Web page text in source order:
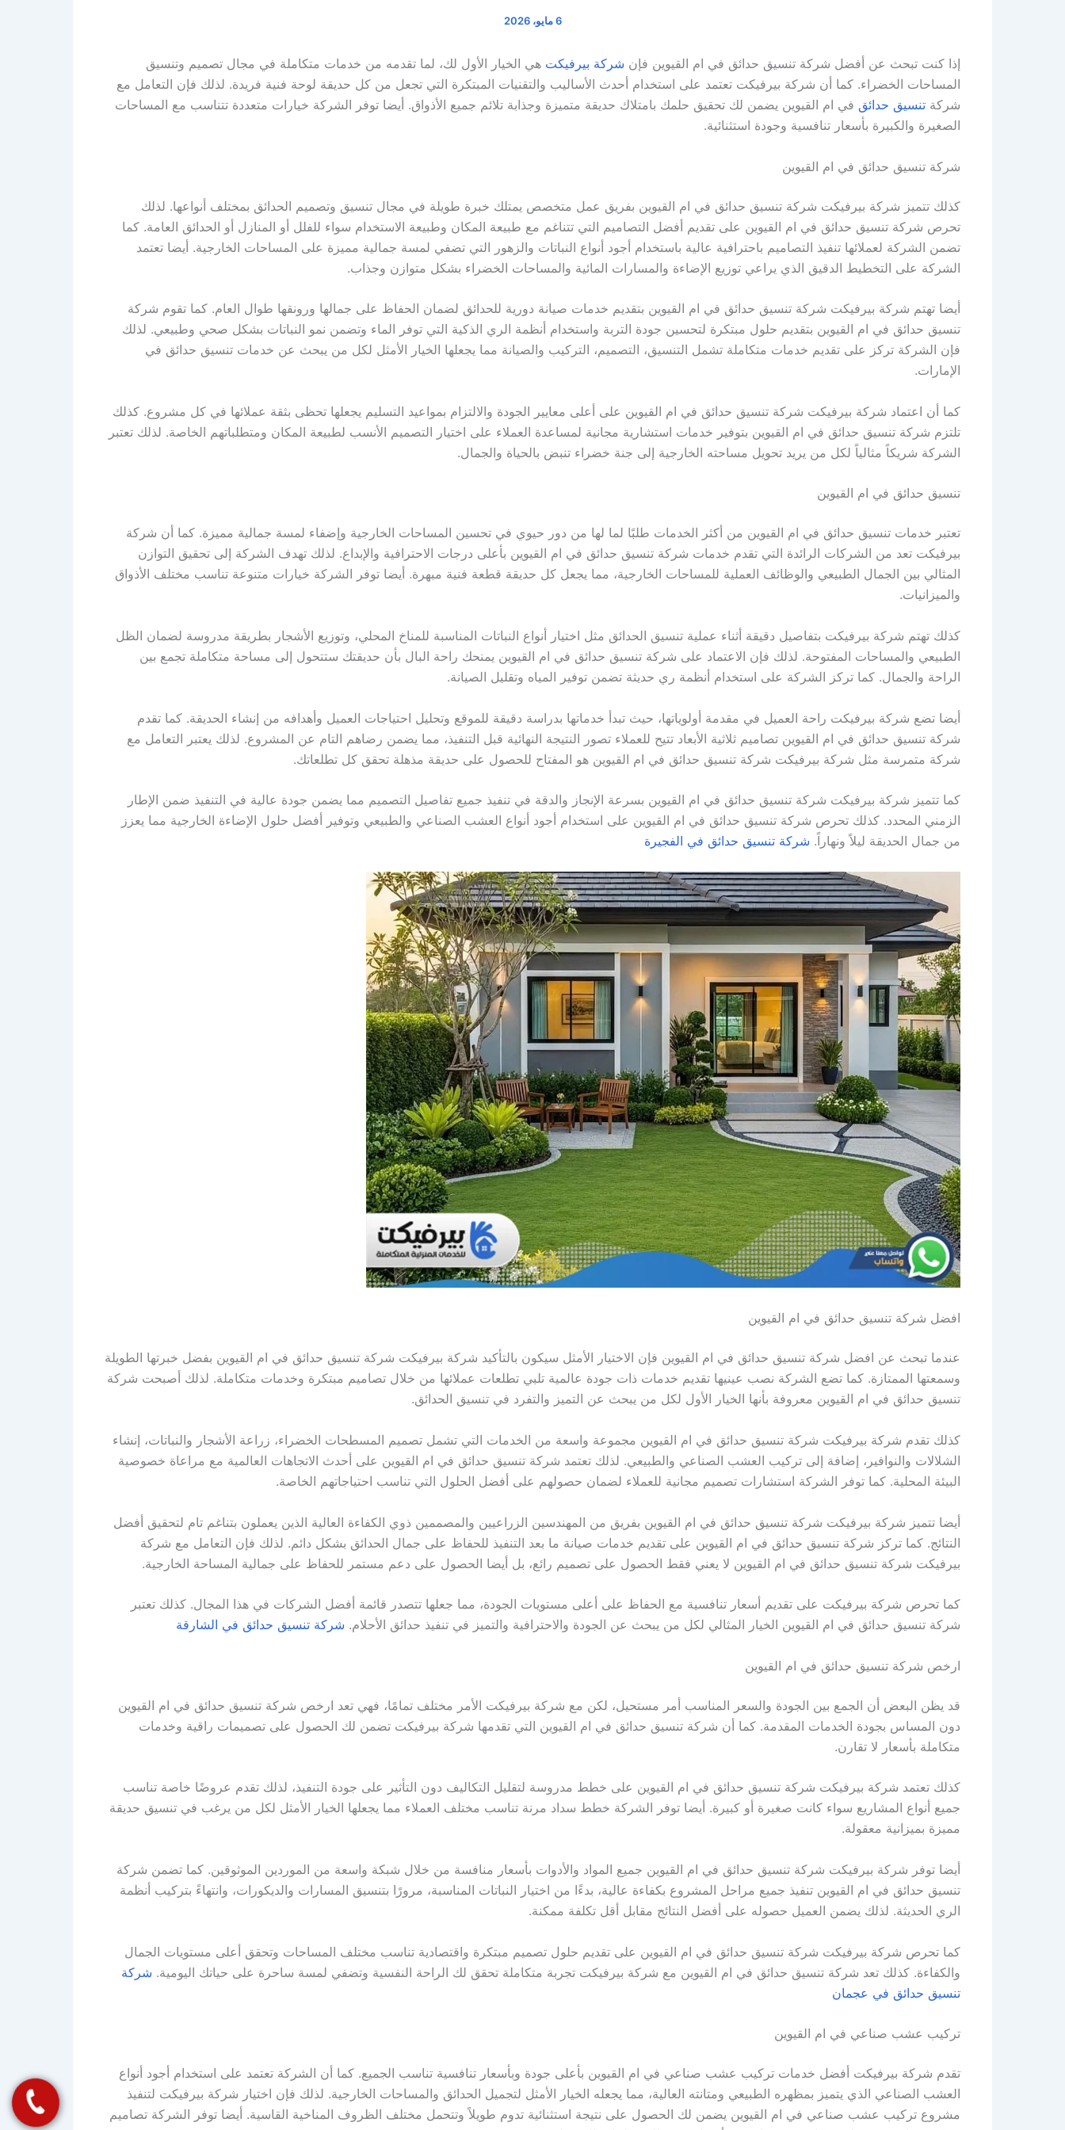
6 مايو، 2026
إذا كنت تبحث عن أفضل شركة تنسيق حدائق في ام القيوين فإن شركة بيرفيكت هي الخيار الأول لك، لما تقدمه من خدمات متكاملة في مجال تصميم وتنسيق
المساحات الخضراء. كما أن شركة بيرفيكت تعتمد على استخدام أحدث الأساليب والتقنيات المبتكرة التي تجعل من كل حديقة لوحة فنية فريدة. لذلك فإن التعامل مع
شركة تنسيق حدائق في ام القيوين يضمن لك تحقيق حلمك بامتلاك حديقة متميزة وجذابة تلائم جميع الأذواق. أيضا توفر الشركة خيارات متعددة تتناسب مع المساحات
الصغيرة والكبيرة بأسعار تنافسية وجودة استثنائية.
شركة تنسيق حدائق في ام القيوين
كذلك تتميز شركة بيرفيكت شركة تنسيق حدائق في ام القيوين بفريق عمل متخصص يمتلك خبرة طويلة في مجال تنسيق وتصميم الحدائق بمختلف أنواعها. لذلك
تحرص شركة تنسيق حدائق في ام القيوين على تقديم أفضل التصاميم التي تتناغم مع طبيعة المكان وطبيعة الاستخدام سواء للفلل أو المنازل أو الحدائق العامة. كما
تضمن الشركة لعملائها تنفيذ التصاميم باحترافية عالية باستخدام أجود أنواع النباتات والزهور التي تضفي لمسة جمالية مميزة على المساحات الخارجية. أيضا تعتمد
الشركة على التخطيط الدقيق الذي يراعي توزيع الإضاءة والمسارات المائية والمساحات الخضراء بشكل متوازن وجذاب.
أيضا تهتم شركة بيرفيكت شركة تنسيق حدائق في ام القيوين بتقديم خدمات صيانة دورية للحدائق لضمان الحفاظ على جمالها ورونقها طوال العام. كما تقوم شركة
تنسيق حدائق في ام القيوين بتقديم حلول مبتكرة لتحسين جودة التربة واستخدام أنظمة الري الذكية التي توفر الماء وتضمن نمو النباتات بشكل صحي وطبيعي. لذلك
فإن الشركة تركز على تقديم خدمات متكاملة تشمل التنسيق، التصميم، التركيب والصيانة مما يجعلها الخيار الأمثل لكل من يبحث عن خدمات تنسيق حدائق في
الإمارات.
كما أن اعتماد شركة بيرفيكت شركة تنسيق حدائق في ام القيوين على أعلى معايير الجودة والالتزام بمواعيد التسليم يجعلها تحظى بثقة عملائها في كل مشروع. كذلك
تلتزم شركة تنسيق حدائق في ام القيوين بتوفير خدمات استشارية مجانية لمساعدة العملاء على اختيار التصميم الأنسب لطبيعة المكان ومتطلباتهم الخاصة. لذلك تعتبر
الشركة شريكاً مثالياً لكل من يريد تحويل مساحته الخارجية إلى جنة خضراء تنبض بالحياة والجمال.
تنسيق حدائق في ام القيوين
تعتبر خدمات تنسيق حدائق في ام القيوين من أكثر الخدمات طلبًا لما لها من دور حيوي في تحسين المساحات الخارجية وإضفاء لمسة جمالية مميزة. كما أن شركة
بيرفيكت تعد من الشركات الرائدة التي تقدم خدمات شركة تنسيق حدائق في ام القيوين بأعلى درجات الاحترافية والإبداع. لذلك تهدف الشركة إلى تحقيق التوازن
المثالي بين الجمال الطبيعي والوظائف العملية للمساحات الخارجية، مما يجعل كل حديقة قطعة فنية مبهرة. أيضا توفر الشركة خيارات متنوعة تناسب مختلف الأذواق
والميزانيات.
كذلك تهتم شركة بيرفيكت بتفاصيل دقيقة أثناء عملية تنسيق الحدائق مثل اختيار أنواع النباتات المناسبة للمناخ المحلي، وتوزيع الأشجار بطريقة مدروسة لضمان الظل
الطبيعي والمساحات المفتوحة. لذلك فإن الاعتماد على شركة تنسيق حدائق في ام القيوين يمنحك راحة البال بأن حديقتك ستتحول إلى مساحة متكاملة تجمع بين
الراحة والجمال. كما تركز الشركة على استخدام أنظمة ري حديثة تضمن توفير المياه وتقليل الصيانة.
أيضا تضع شركة بيرفيكت راحة العميل في مقدمة أولوياتها، حيث تبدأ خدماتها بدراسة دقيقة للموقع وتحليل احتياجات العميل وأهدافه من إنشاء الحديقة. كما تقدم
شركة تنسيق حدائق في ام القيوين تصاميم ثلاثية الأبعاد تتيح للعملاء تصور النتيجة النهائية قبل التنفيذ، مما يضمن رضاهم التام عن المشروع. لذلك يعتبر التعامل مع
شركة متمرسة مثل شركة بيرفيكت شركة تنسيق حدائق في ام القيوين هو المفتاح للحصول على حديقة مذهلة تحقق كل تطلعاتك.
كما تتميز شركة بيرفيكت شركة تنسيق حدائق في ام القيوين بسرعة الإنجاز والدقة في تنفيذ جميع تفاصيل التصميم مما يضمن جودة عالية في التنفيذ ضمن الإطار
الزمني المحدد. كذلك تحرص شركة تنسيق حدائق في ام القيوين على استخدام أجود أنواع العشب الصناعي والطبيعي وتوفير أفضل حلول الإضاءة الخارجية مما يعزز
من جمال الحديقة ليلاً ونهاراً. شركة تنسيق حدائق في الفجيرة
افضل شركة تنسيق حدائق في ام القيوين
عندما تبحث عن افضل شركة تنسيق حدائق في ام القيوين فإن الاختيار الأمثل سيكون بالتأكيد شركة بيرفيكت شركة تنسيق حدائق في ام القيوين بفضل خبرتها الطويلة
وسمعتها الممتازة. كما تضع الشركة نصب عينيها تقديم خدمات ذات جودة عالمية تلبي تطلعات عملائها من خلال تصاميم مبتكرة وخدمات متكاملة. لذلك أصبحت شركة
تنسيق حدائق في ام القيوين معروفة بأنها الخيار الأول لكل من يبحث عن التميز والتفرد في تنسيق الحدائق.
كذلك تقدم شركة بيرفيكت شركة تنسيق حدائق في ام القيوين مجموعة واسعة من الخدمات التي تشمل تصميم المسطحات الخضراء، زراعة الأشجار والنباتات، إنشاء
الشلالات والنوافير، إضافة إلى تركيب العشب الصناعي والطبيعي. لذلك تعتمد شركة تنسيق حدائق في ام القيوين على أحدث الاتجاهات العالمية مع مراعاة خصوصية
البيئة المحلية. كما توفر الشركة استشارات تصميم مجانية للعملاء لضمان حصولهم على أفضل الحلول التي تناسب احتياجاتهم الخاصة.
أيضا تتميز شركة بيرفيكت شركة تنسيق حدائق في ام القيوين بفريق من المهندسين الزراعيين والمصممين ذوي الكفاءة العالية الذين يعملون بتناغم تام لتحقيق أفضل
النتائج. كما تركز شركة تنسيق حدائق في ام القيوين على تقديم خدمات صيانة ما بعد التنفيذ للحفاظ على جمال الحدائق بشكل دائم. لذلك فإن التعامل مع شركة
بيرفيكت شركة تنسيق حدائق في ام القيوين لا يعني فقط الحصول على تصميم رائع، بل أيضا الحصول على دعم مستمر للحفاظ على جمالية المساحة الخارجية.
كما تحرص شركة بيرفيكت على تقديم أسعار تنافسية مع الحفاظ على أعلى مستويات الجودة، مما جعلها تتصدر قائمة أفضل الشركات في هذا المجال. كذلك تعتبر
شركة تنسيق حدائق في ام القيوين الخيار المثالي لكل من يبحث عن الجودة والاحترافية والتميز في تنفيذ حدائق الأحلام. شركة تنسيق حدائق في الشارقة
ارخص شركة تنسيق حدائق في ام القيوين
قد يظن البعض أن الجمع بين الجودة والسعر المناسب أمر مستحيل، لكن مع شركة بيرفيكت الأمر مختلف تمامًا، فهي تعد ارخص شركة تنسيق حدائق في ام القيوين
دون المساس بجودة الخدمات المقدمة. كما أن شركة تنسيق حدائق في ام القيوين التي تقدمها شركة بيرفيكت تضمن لك الحصول على تصميمات راقية وخدمات
متكاملة بأسعار لا تقارن.
كذلك تعتمد شركة بيرفيكت شركة تنسيق حدائق في ام القيوين على خطط مدروسة لتقليل التكاليف دون التأثير على جودة التنفيذ، لذلك تقدم عروضًا خاصة تناسب
جميع أنواع المشاريع سواء كانت صغيرة أو كبيرة. أيضا توفر الشركة خطط سداد مرنة تناسب مختلف العملاء مما يجعلها الخيار الأمثل لكل من يرغب في تنسيق حديقة
مميزة بميزانية معقولة.
أيضا توفر شركة بيرفيكت شركة تنسيق حدائق في ام القيوين جميع المواد والأدوات بأسعار منافسة من خلال شبكة واسعة من الموردين الموثوقين. كما تضمن شركة
تنسيق حدائق في ام القيوين تنفيذ جميع مراحل المشروع بكفاءة عالية، بدءًا من اختيار النباتات المناسبة، مرورًا بتنسيق المسارات والديكورات، وانتهاءً بتركيب أنظمة
الري الحديثة. لذلك يضمن العميل حصوله على أفضل النتائج مقابل أقل تكلفة ممكنة.
كما تحرص شركة بيرفيكت شركة تنسيق حدائق في ام القيوين على تقديم حلول تصميم مبتكرة واقتصادية تناسب مختلف المساحات وتحقق أعلى مستويات الجمال
والكفاءة. كذلك تعد شركة تنسيق حدائق في ام القيوين مع شركة بيرفيكت تجربة متكاملة تحقق لك الراحة النفسية وتضفي لمسة ساحرة على حياتك اليومية. شركة
تنسيق حدائق في عجمان
تركيب عشب صناعي في ام القيوين
تقدم شركة بيرفيكت أفضل خدمات تركيب عشب صناعي في ام القيوين بأعلى جودة وبأسعار تنافسية تناسب الجميع. كما أن الشركة تعتمد على استخدام أجود أنواع
العشب الصناعي الذي يتميز بمظهره الطبيعي ومتانته العالية، مما يجعله الخيار الأمثل لتجميل الحدائق والمساحات الخارجية. لذلك فإن اختيار شركة بيرفيكت لتنفيذ
مشروع تركيب عشب صناعي في ام القيوين يضمن لك الحصول على نتيجة استثنائية تدوم طويلاً وتتحمل مختلف الظروف المناخية القاسية. أيضا توفر الشركة تصاميم